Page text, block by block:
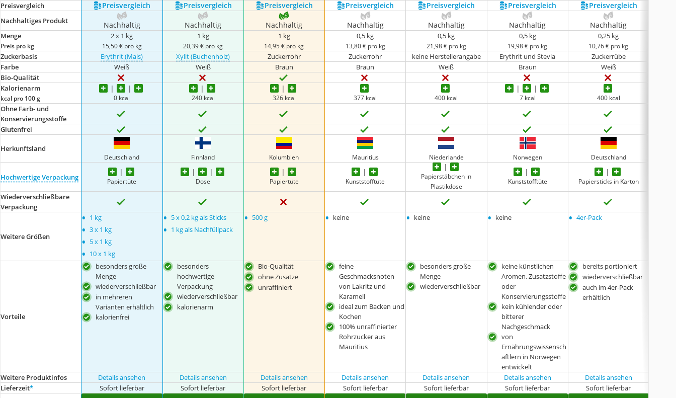
Preis­vergleich
Preis­vergleich Preis­vergleich Preis­vergleich Preis­vergleich Preis­vergleich Preis­vergleich Preis­vergleich
Nachhaltiges Produkt Nachhaltig Nachhaltig Nachhaltig Nachhaltig Nachhaltig Nachhaltig Nachhaltig
Menge
Preis pro kg
2 x 1 kg
15,50 € pro kg
1 kg
20,39 € pro kg
1 kg
14,95 € pro kg
0,5 kg
13,80 € pro kg
0,5 kg
21,98 € pro kg
0,5 kg
19,98 € pro kg
0,25 kg
10,76 € pro kg
Zuckerbasis Erythrit (Mais) Xylit (Buchenholz) Zuckerrohr Zuckerrohr keine Herstellerangabe Erythrit und Stevia
Zuckerrübe
Farbe
Weiß Weiß Braun Braun Weiß Braun
Weiß
Bio-Qualität
Kalorienarm
kcal pro 100 g 0 kcal 240 kcal 326 kcal 377 kcal 400 kcal 7 kcal 400 kcal
Ohne Farb- und
Konservierungsstoffe
Glutenfrei
Herkunftsland
Deutschland Finnland Kolumbien Mauritius Niederlande Norwegen Deutschland
Hochwertige Verpackung Papiertüte Dose Papiertüte Kunststofftüte
Papierstäbchen in
Plastikdose
Kunststofftüte Papiersticks in Karton
Wiederverschließbare
Verpackung
Weitere Größen
• 1 kg
• 3 x 1 kg
• 5 x 1 kg
• 10 x 1 kg
• 5 x 0,2 kg als Sticks
• 1 kg als Nachfüllpack
• 500 g • keine • keine • keine • 4er-Pack
Vorteile
besonders große
Menge
wiederverschließbar
in mehreren
Varianten erhältlich
kalorienfrei
besonders
hochwertige
Verpackung
wiederverschließbar
kalorienarm
Bio-Qualität
ohne Zusätze
unraffiniert
feine
Geschmacksnoten
von Lakritz und
Karamell
ideal zum Backen und
Kochen
100% unraffinierter
Rohrzucker aus
Mauritius
besonders große
Menge
wiederverschließbar
keine künstlichen
Aromen, Zusatzstoffe
oder
Konservierungsstoffe
kein kühlender oder
bitterer
Nachgeschmack
von
Ernährungswissensch
aftlern in Norwegen
entwickelt
bereits portioniert
wiederverschließbar
auch im 4er-Pack
erhältlich
Weitere Produktinfos Details ansehen Details ansehen Details ansehen Details ansehen Details ansehen Details ansehen
Details ansehen
Lieferzeit* Sofort lieferbar Sofort lieferbar Sofort lieferbar Sofort lieferbar Sofort lieferbar Sofort lieferbar Sofort lieferbar